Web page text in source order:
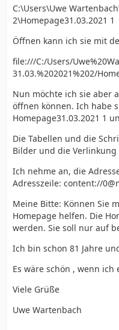
C:\Users\Uwe
2\Homepage31.03.2021 1
Öffnen kann ich sie mit
file:///C:/Users/
31.03.%202021%202/
Nun möchte ich sie aber
öffnen können. Ich habe
Homepage31.03.2021 1
Die Tabellen und die
Bilder und die
Ich nehme an, die
Adresszeile: content://
Meine Bitte: Können Sie
Homepage helfen. Die
werden. Sie soll nur auf
Ich bin schon 81 Jahre
Es wäre schön , wenn
Viele Grüße
Uwe Wartenbach